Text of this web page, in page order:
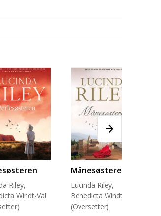
Riley,
Windt-Val
Månesøsteren
Lucinda Riley,
Benedicta Windt-Val
(Oversetter)